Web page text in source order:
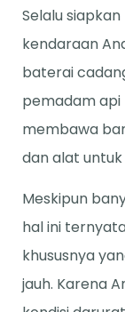
Selalu
kendaraan
baterai
pemadam api
membawa
dan alat
Meskipun
hal ini
khususnya
jauh. Karena